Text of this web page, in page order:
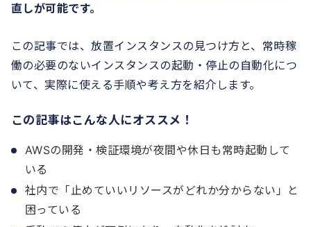
直しが可能です。
この記事では、放置インスタンスの見つけ方と、常時稼
働の必要のないインスタンスの起動・停止の自動化につ
いて、実際に使える手順や考え方を紹介します。
この記事はこんな人にオススメ！
AWSの開発・検証環境が夜間や休日も常時起動して
いる
社内で「止めていいリソースがどれか分からない」と
困っている